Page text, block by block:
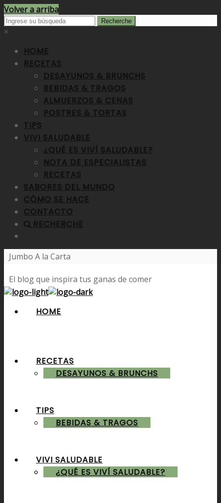
Volver a arriba
×
HOME
RECETAS
DESAYUNOS & BRUNCHS
BEBIDAS & TRAGOS
ALMUERZOS & CENAS
POSTRES & TORTAS
TIPS
VIVI SALUDABLE
¿QUÉ ES VIVÍ SALUDABLE?
NOTA DE ESPECIALISTAS
RECETAS
SABORES DEL MUNDO
CÓMO SE HACE
CONTACTO
RECHERCHE
Jumbo A la Carta
El blog que inspira tus ganas de comer
HOME
RECETAS
DESAYUNOS & BRUNCHS
BEBIDAS & TRAGOS
ALMUERZOS & CENAS
TIPS
VIVI SALUDABLE
¿QUÉ ES VIVÍ SALUDABLE?